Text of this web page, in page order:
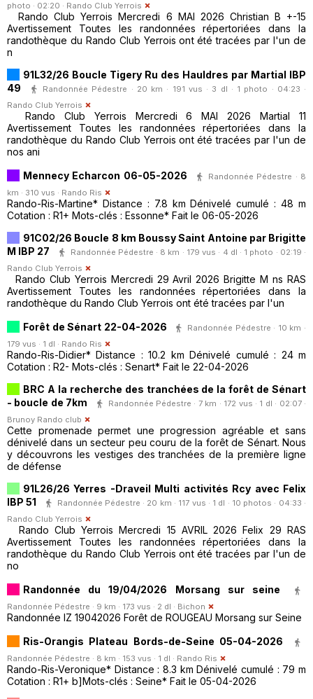
photo · 02:20 · Rando Club Yerrois
Rando Club Yerrois Mercredi 6 MAI 2026 Christian B +-15
Avertissement Toutes les randonnées répertoriées dans la
randothèque du Rando Club Yerrois ont été tracées par l'un de
n
91L32/26 Boucle Tigery Ru des Hauldres par Martial IBP
49
Randonnée Pédestre · 20 km · 191 vus · 3 dl · 1 photo · 04:23 ·
Rando Club Yerrois
Rando Club Yerrois Mercredi 6 MAI 2026 Martial 11
Avertissement Toutes les randonnées répertoriées dans la
randothèque du Rando Club Yerrois ont été tracées par l'un de
nos ani
Mennecy Echarcon 06-05-2026
Randonnée Pédestre · 8
km · 310 vus · Rando Ris
Rando-Ris-Martine* Distance : 7.8 km Dénivelé cumulé : 48 m
Cotation : R1+ Mots-clés : Essonne* Fait le 06-05-2026
91C02/26 Boucle 8 km Boussy Saint Antoine par Brigitte
M IBP 27
Randonnée Pédestre · 8 km · 179 vus · 4 dl · 1 photo · 02:19 ·
Rando Club Yerrois
Rando Club Yerrois Mercredi 29 Avril 2026 Brigitte M ns RAS
Avertissement Toutes les randonnées répertoriées dans la
randothèque du Rando Club Yerrois ont été tracées par l'un
Forêt de Sénart 22-04-2026
Randonnée Pédestre · 10 km ·
179 vus · 1 dl · Rando Ris
Rando-Ris-Didier* Distance : 10.2 km Dénivelé cumulé : 24 m
Cotation : R2- Mots-clés : Senart* Fait le 22-04-2026
BRC A la recherche des tranchées de la forêt de Sénart
- boucle de 7km
Randonnée Pédestre · 7 km · 172 vus · 1 dl · 02:07 ·
Brunoy Rando club
Cette promenade permet une progression agréable et sans
dénivelé dans un secteur peu couru de la forêt de Sénart. Nous
y découvrons les vestiges des tranchées de la première ligne
de défense
91L26/26 Yerres -Draveil Multi activités Rcy avec Felix
IBP 51
Randonnée Pédestre · 20 km · 117 vus · 1 dl · 10 photos · 04:33 ·
Rando Club Yerrois
Rando Club Yerrois Mercredi 15 AVRIL 2026 Felix 29 RAS
Avertissement Toutes les randonnées répertoriées dans la
randothèque du Rando Club Yerrois ont été tracées par l'un de
no
Randonnée du 19/04/2026 Morsang sur seine
Randonnée Pédestre · 9 km · 173 vus · 2 dl · Bichon
Randonnée IZ 19042026 Forêt de ROUGEAU Morsang sur Seine
Ris-Orangis Plateau Bords-de-Seine 05-04-2026
Randonnée Pédestre · 8 km · 153 vus · 1 dl · Rando Ris
Rando-Ris-Veronique* Distance : 8.3 km Dénivelé cumulé : 79 m
Cotation : R1+ b]Mots-clés : Seine* Fait le 05-04-2026